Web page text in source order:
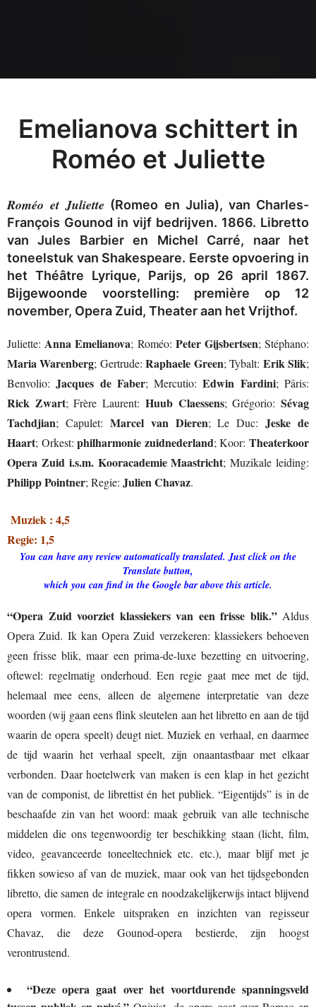
Emelianova schittert in
Roméo et Juliette
Roméo et Juliette (Romeo en Julia), van Charles-
François Gounod in vijf bedrijven. 1866. Libretto
van Jules Barbier en Michel Carré, naar het
toneelstuk van Shakespeare. Eerste opvoering in
het Théâtre Lyrique, Parijs, op 26 april 1867.
Bijgewoonde voorstelling: première op 12
november, Opera Zuid, Theater aan het Vrijthof.
Juliette: Anna Emelianova; Roméo: Peter Gijsbertsen; Stéphano:
Maria Warenberg; Gertrude:Raphaele Green; Tybalt: Erik Slik;
Benvolio:Jacques de Faber; Mercutio:Edwin Fardini; Pâris:
Rick Zwart; Frère Laurent: Huub Claessens; Grégorio:Sévag
Tachdjian; Capulet: Marcel van Dieren; Le Duc:Jeske de
Haart; Orkest:philharmonie zuidnederland; Koor:Theaterkoor
Opera Zuid i.s.m. Kooracademie Maastricht; Muzikale leiding:
Philipp Pointner; Regie: Julien Chavaz.
Muziek : 4,5
Regie: 1,5
You can have any review automatically translated. Just click on the
Translate button,
which you can find in the Google bar above this article.
“Opera Zuid voorziet klassiekers van een frisse blik.”Aldus
Opera Zuid. Ik kan Opera Zuid verzekeren: klassiekers behoeven
geen frisse blik, maar een prima-de-luxe bezetting en uitvoering,
oftewel: regelmatig onderhoud. Een regie gaat mee met de tijd,
helemaal mee eens, alleen de algemene interpretatie van deze
woorden (wij gaan eens flink sleutelen aan het libretto en aan de tijd
waarin de opera speelt) deugt niet. Muziek en verhaal, en daarmee
de tijd waarin het verhaal speelt, zijn onaantastbaar met elkaar
verbonden. Daar hoetelwerk van maken is een klap in het gezicht
van de componist, de librettist én het publiek. “Eigentijds” is in de
beschaafde zin van het woord: maak gebruik van alle technische
middelen die ons tegenwoordig ter beschikking staan (licht, film,
video, geavanceerde toneeltechniek etc. etc.), maar blijf met je
fikken sowieso af van de muziek, maar ook van het tijdsgebonden
libretto, die samen de integrale en noodzakelijkerwijs intact blijvend
opera vormen. Enkele uitspraken en inzichten van regisseur
Chavaz, die deze Gounod-opera bestierde, zijn hoogst
verontrustend.
“Deze opera gaat over het voortdurende spanningsveld